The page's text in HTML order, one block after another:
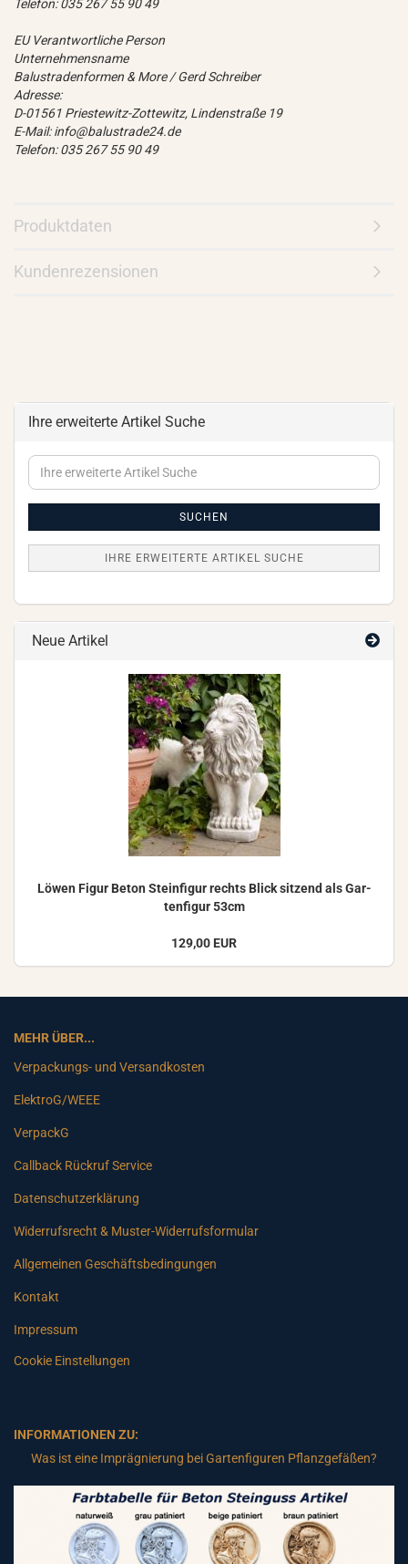
Telefon: 035 267 55 90 49
EU Verantwortliche Person
Unternehmensname
Balustradenformen & More / Gerd Schreiber
Adresse:
D-01561 Priestewitz-Zottewitz, Lindenstraße 19
E-Mail: info@balustrade24.de
Telefon: 035 267 55 90 49
Produktdaten
Kundenrezensionen
Ihre erweiterte Artikel Suche
Ihre
erweiterte
SUCHEN
IHRE ERWEITERTE ARTIKEL SUCHE
Neue Artikel
Löwen Figur Beton Stein­fi­gur rechts Blick sit­zend als Gar­
ten­fi­gur 53cm
129,00 EUR
MEHR ÜBER...
Verpackungs- und Versandkosten
ElektroG/WEEE
VerpackG
Callback Rückruf Service
Datenschutzerklärung
Widerrufsrecht & Muster-Widerrufsformular
Allgemeinen Geschäftsbedingungen
Kontakt
Impressum
Cookie Einstellungen
INFORMATIONEN ZU:
Was ist eine Imprägnierung bei Gartenfiguren Pflanzgefäßen?